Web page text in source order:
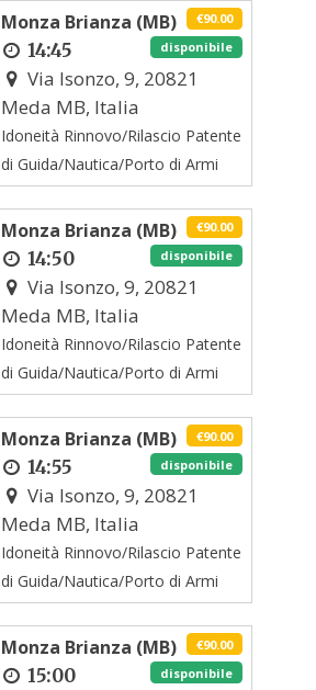
Monza Brianza (MB)
€90.00
disponibile
14:45
Via Isonzo, 9, 20821
Meda MB, Italia
Idoneità Rinnovo/Rilascio Patente
di Guida/Nautica/Porto di Armi
Monza Brianza (MB)
€90.00
disponibile
14:50
Via Isonzo, 9, 20821
Meda MB, Italia
Idoneità Rinnovo/Rilascio Patente
di Guida/Nautica/Porto di Armi
Monza Brianza (MB)
€90.00
disponibile
14:55
Via Isonzo, 9, 20821
Meda MB, Italia
Idoneità Rinnovo/Rilascio Patente
di Guida/Nautica/Porto di Armi
Monza Brianza (MB)
€90.00
disponibile
15:00